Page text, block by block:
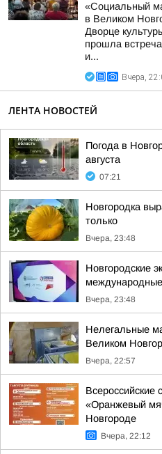
«Социальный
в Великом
Дворце
прошла
и...
Вчера,
ЛЕНТА НОВОСТЕЙ
Погода в
августа
07:21
Новгородка
только
Вчера, 23:48
Новгородские
Вчера, 23:48
Нелегальные
Великом
Вчера, 22:57
Всероссийские
«Оранжевый
Новгороде
Вчера, 22:12